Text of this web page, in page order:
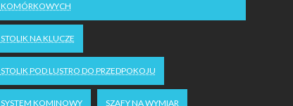
KOMÓRKOWYCH
STOLIK NA KLUCZE
STOLIK POD LUSTRO DO PRZEDPOKOJU
SYSTEM KOMINOWY SZAFY NA WYMIAR